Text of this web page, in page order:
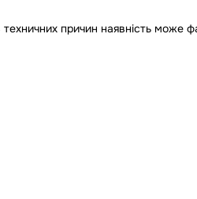
техничних причин наявність може